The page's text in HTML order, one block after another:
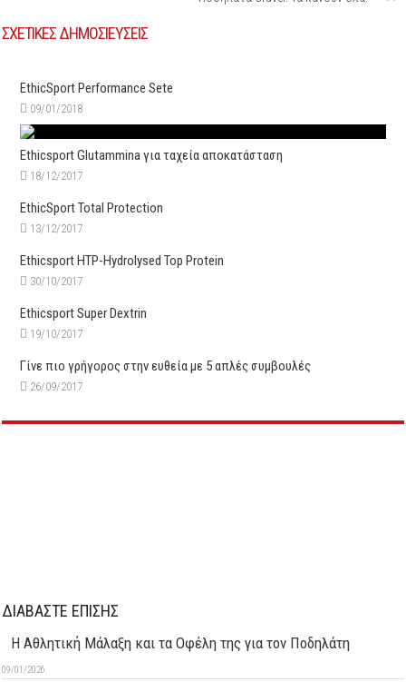
ΣΧΕΤΙΚΕΣ ΔΗΜΟΣΙΕΥΣΕΙΣ
EthicSport Performance Sete
09/01/2018
Ethicsport Glutammina για ταχεία αποκατάσταση
18/12/2017
EthicSport Total Protection
13/12/2017
Ethicsport HTP-Hydrolysed Top Protein
30/10/2017
Ethicsport Super Dextrin
19/10/2017
Γίνε πιο γρήγορος στην ευθεία με 5 απλές συμβουλές
26/09/2017
ΔΙΑΒΑΣΤΕ ΕΠΙΣΗΣ
Η Αθλητική Μάλαξη και τα Οφέλη της για τον Ποδηλάτη
09/01/2026